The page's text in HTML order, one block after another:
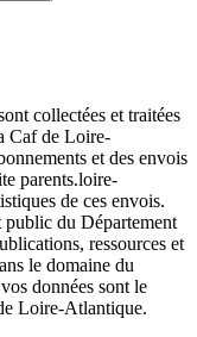
collectées et traitées
Caf de Loire-
et des envois
parents.loire-
de ces envois.
public du Département
ressources et
le domaine du
données sont le
Loire-Atlantique.